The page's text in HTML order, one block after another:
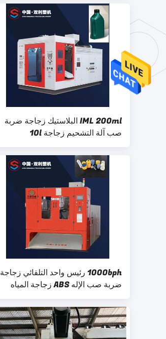
IML 200ml البلاستيك زجاجة ضربة
صب آلة التشحيم زجاجة 10l
1000bph رئيس واحد التلقائي زجاجة
ضربة صب الإله ABS زجاجة المياه
منفاخ